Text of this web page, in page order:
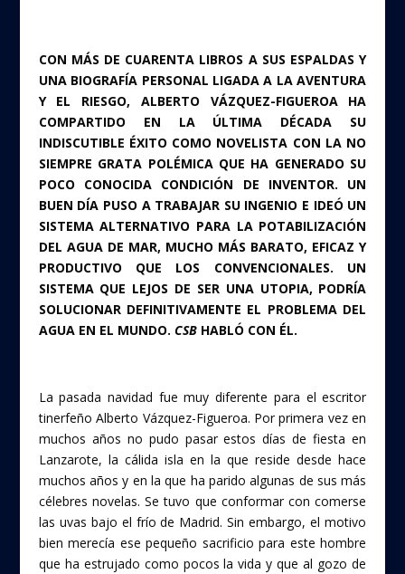
o
k
CON MÁS DE CUARENTA LIBROS A SUS ESPALDAS Y
UNA BIOGRAFÍA PERSONAL LIGADA A LA AVENTURA
Y EL RIESGO, ALBERTO VÁZQUEZ-FIGUEROA HA
COMPARTIDO EN LA ÚLTIMA DÉCADA SU
INDISCUTIBLE ÉXITO COMO NOVELISTA CON LA NO
SIEMPRE GRATA POLÉMICA QUE HA GENERADO SU
POCO CONOCIDA CONDICIÓN DE INVENTOR. UN
BUEN DÍA PUSO A TRABAJAR SU INGENIO E IDEÓ UN
SISTEMA ALTERNATIVO PARA LA POTABILIZACIÓN
DEL AGUA DE MAR, MUCHO MÁS BARATO, EFICAZ Y
PRODUCTIVO QUE LOS CONVENCIONALES. UN
SISTEMA QUE LEJOS DE SER UNA UTOPIA, PODRÍA
SOLUCIONAR DEFINITIVAMENTE EL PROBLEMA DEL
AGUA EN EL MUNDO. CSB HABLÓ CON ÉL.
La pasada navidad fue muy diferente para el escritor
tinerfeño Alberto Vázquez-Figueroa. Por primera vez en
muchos años no pudo pasar estos días de fiesta en
Lanzarote, la cálida isla en la que reside desde hace
muchos años y en la que ha parido algunas de sus más
célebres novelas. Se tuvo que conformar con comerse
las uvas bajo el frío de Madrid. Sin embargo, el motivo
bien merecía ese pequeño sacrificio para este hombre
que ha estrujado como pocos la vida y que al gozo de